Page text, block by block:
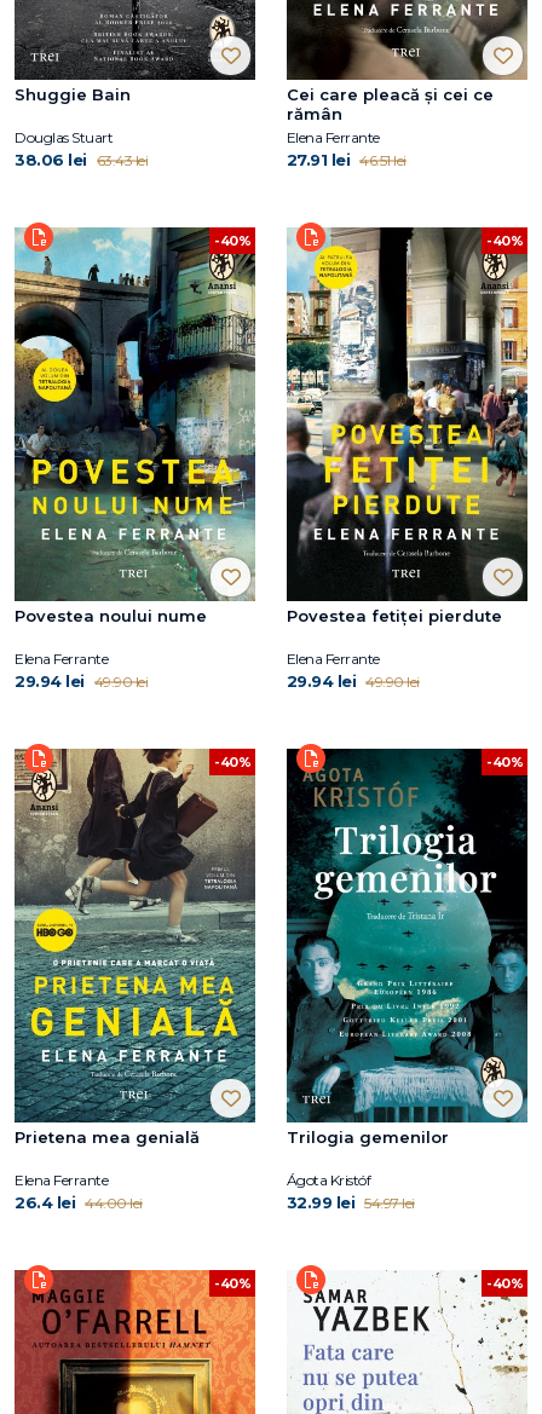
Shuggie Bain
Douglas Stuart
38.06 lei 63.43 lei
Cei care pleacă şi cei ce
rămân
Elena Ferrante
27.91 lei 46.51 lei
-40%
Povestea noului nume
Elena Ferrante
29.94 lei 49.90 lei
-40%
Povestea fetiței pierdute
Elena Ferrante
29.94 lei 49.90 lei
-40%
Prietena mea genială
Elena Ferrante
26.4 lei 44.00 lei
-40%
Trilogia gemenilor
Ágota Kristóf
32.99 lei 54.97 lei
-40% -40%